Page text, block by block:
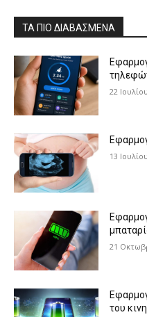
ΤΑ ΠΙΟ ΔΙΑΒΑΣΜΈΝΑ
22
13
21
του